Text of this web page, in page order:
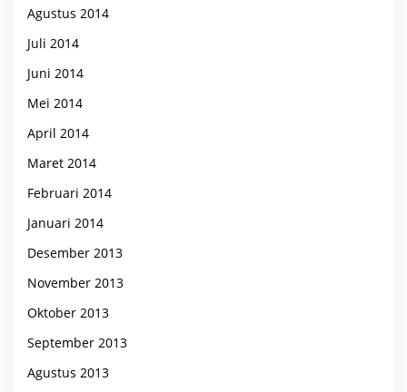
Agustus 2014
Juli 2014
Juni 2014
Mei 2014
April 2014
Maret 2014
Februari 2014
Januari 2014
Desember 2013
November 2013
Oktober 2013
September 2013
Agustus 2013